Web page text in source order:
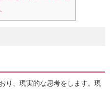
り、現実的な思考をします。現